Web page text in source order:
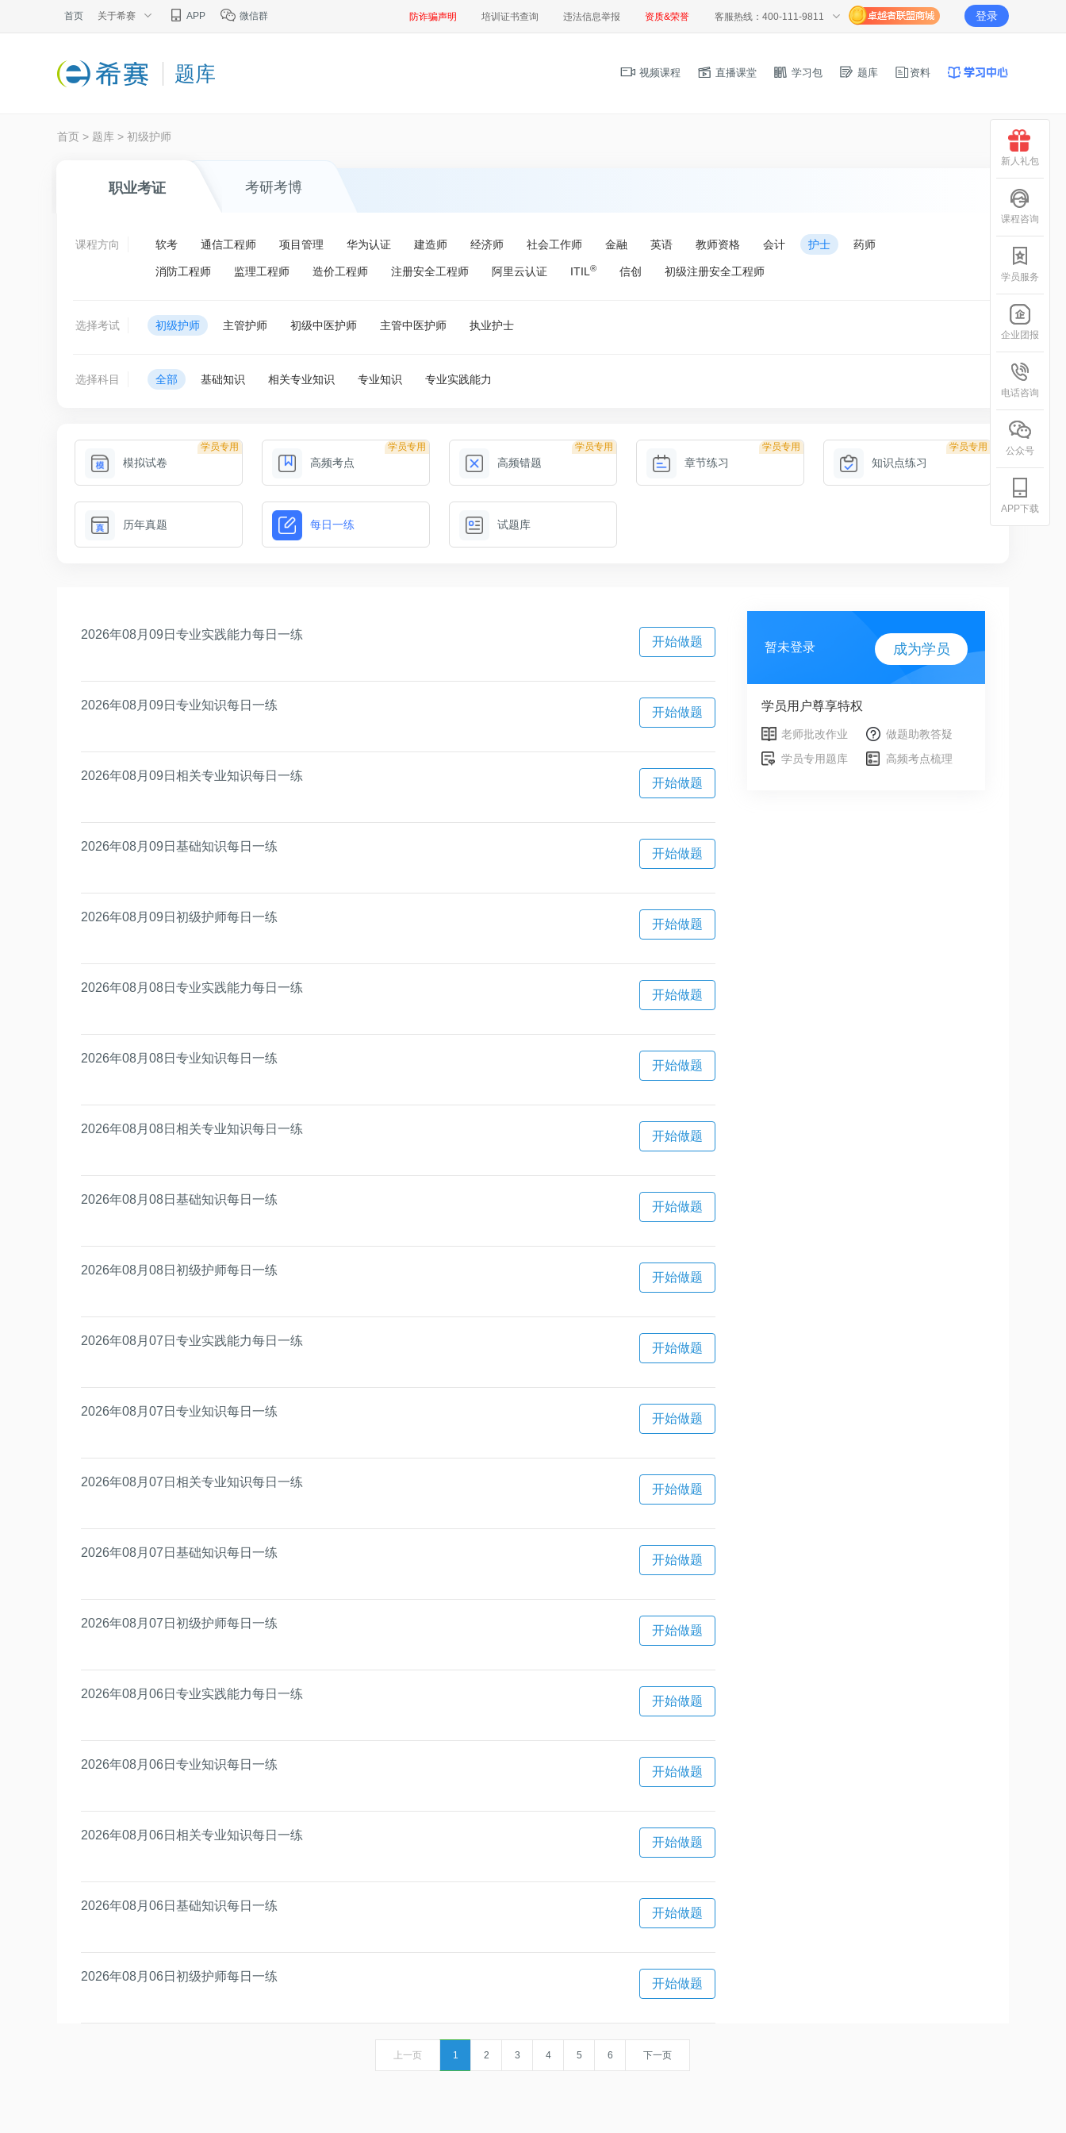
首页 关于希赛 APP 微信群 防诈骗声明 培训证书查询 违法信息举报 资质&荣誉 客服热线：400-111-9811 登录
题库 视频课程 直播课堂 学习包 题库 资料
首页 > 题库 > 初级护师
职业考证 考研考博
课程方向 软考 通信工程师 项目管理 华为认证 建造师 经济师 社会工作师 金融 英语 教师资格 会计 护士 药师
消防工程师 监理工程师 造价工程师 注册安全工程师 阿里云认证 ITIL ® 信创 初级注册安全工程师
选择考试 初级护师 主管护师 初级中医护师 主管中医护师 执业护士
选择科目 全部 基础知识 相关专业知识 专业知识 专业实践能力
学员专用
模拟试卷
学员专用
高频考点
学员专用
高频错题
学员专用
章节练习
学员专用
知识点练习
历年真题 每日一练 试题库
2026年08月09日专业实践能力每日一练
开始做题
2026年08月09日专业知识每日一练
开始做题
2026年08月09日相关专业知识每日一练
开始做题
2026年08月09日基础知识每日一练
开始做题
2026年08月09日初级护师每日一练
开始做题
2026年08月08日专业实践能力每日一练
开始做题
2026年08月08日专业知识每日一练
开始做题
2026年08月08日相关专业知识每日一练
开始做题
2026年08月08日基础知识每日一练
开始做题
2026年08月08日初级护师每日一练
开始做题
2026年08月07日专业实践能力每日一练
开始做题
2026年08月07日专业知识每日一练
开始做题
2026年08月07日相关专业知识每日一练
开始做题
2026年08月07日基础知识每日一练
开始做题
2026年08月07日初级护师每日一练
开始做题
2026年08月06日专业实践能力每日一练
开始做题
2026年08月06日专业知识每日一练
开始做题
2026年08月06日相关专业知识每日一练
开始做题
2026年08月06日基础知识每日一练
开始做题
2026年08月06日初级护师每日一练
开始做题
暂未登录 成为学员
学员用户尊享特权
老师批改作业
做题助教答疑
学员专用题库
高频考点梳理
上一页 1 2 3 4 5 6 下一页
新人礼包
课程咨询
学员服务
企业团报
电话咨询
公众号
APP下载